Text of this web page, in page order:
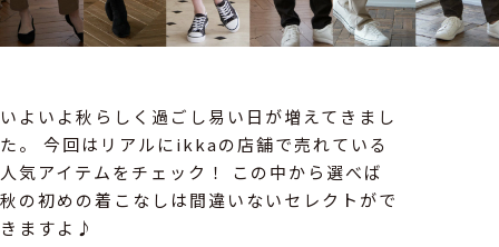
いよいよ秋らしく過ごし易い日が増えてきまし
た。 今回はリアルにikkaの店舗で売れている
人気アイテムをチェック！ この中から選べば
秋の初めの着こなしは間違いないセレクトがで
きますよ♪